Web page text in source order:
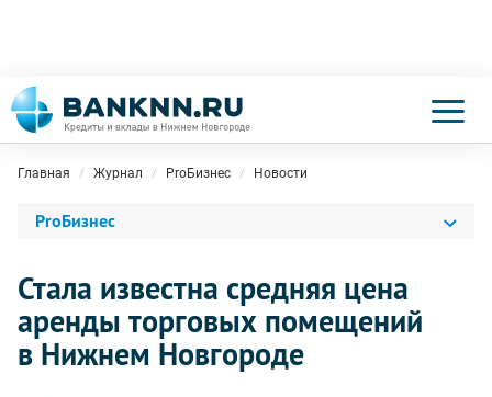
Главная Журнал ProБизнес Новости
ProБизнес
Стала известна средняя цена
аренды торговых помещений
в Нижнем Новгороде